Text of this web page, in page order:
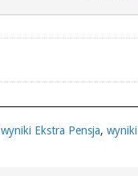
wyniki Ekstra Pensja, wyniki